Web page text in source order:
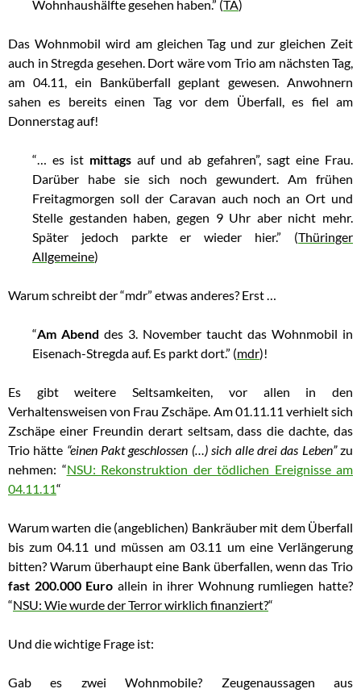
Wohnhaushälfte gesehen haben.” (TA)
Das Wohnmobil wird am gleichen Tag und zur gleichen Zeit
auch in Stregda gesehen. Dort wäre vom Trio am nächsten Tag,
am 04.11, ein Banküberfall geplant gewesen. Anwohnern
sahen es bereits einen Tag vor dem Überfall, es fiel am
Donnerstag auf!
“… es ist mittags auf und ab gefahren”, sagt eine Frau.
Darüber habe sie sich noch gewundert. Am frühen
Freitagmorgen soll der Caravan auch noch an Ort und
Stelle gestanden haben, gegen 9 Uhr aber nicht mehr.
Später jedoch parkte er wieder hier.” (Thüringer
Allgemeine)
Warum schreibt der “mdr” etwas anderes? Erst …
“Am Abend des 3. November taucht das Wohnmobil in
Eisenach-Stregda auf. Es parkt dort.” (mdr)!
Es gibt weitere Seltsamkeiten, vor allen in den
Verhaltensweisen von Frau Zschäpe. Am 01.11.11 verhielt sich
Zschäpe einer Freundin derart seltsam, dass die dachte, das
Trio hätte “einen Pakt geschlossen (…) sich alle drei das Leben”zu
nehmen: “NSU: Rekonstruktion der tödlichen Ereignisse am
04.11.11“
Warum warten die (angeblichen) Bankräuber mit dem Überfall
bis zum 04.11 und müssen am 03.11 um eine Verlängerung
bitten? Warum überhaupt eine Bank überfallen, wenn das Trio
fast 200.000 Euro allein in ihrer Wohnung rumliegen hatte?
“NSU: Wie wurde der Terror wirklich finanziert?“
Und die wichtige Frage ist:
Gab es zwei Wohnmobile? Zeugenaussagen aus